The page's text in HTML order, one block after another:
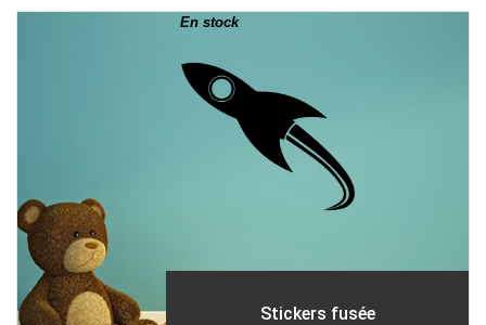
En stock
Stickers fusée